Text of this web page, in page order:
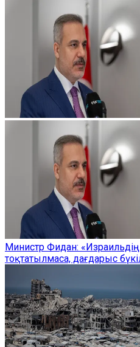
Министр Фидан:
тоқтатылмаса, дағдарыс